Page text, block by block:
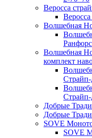
Веросса
Волшебная
Волшебная
комплект
Добрые
Добрые
SOVE
SOVE